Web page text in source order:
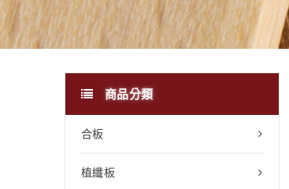
商品分類
合板
植纖板